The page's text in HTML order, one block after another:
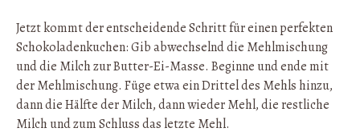
Jetzt kommt der entscheidende Schritt für einen perfekten
Schokoladenkuchen: Gib abwechselnd die Mehlmischung
und die Milch zur Butter-Ei-Masse. Beginne und ende mit
der Mehlmischung. Füge etwa ein Drittel des Mehls hinzu,
dann die Hälfte der Milch, dann wieder Mehl, die restliche
Milch und zum Schluss das letzte Mehl.